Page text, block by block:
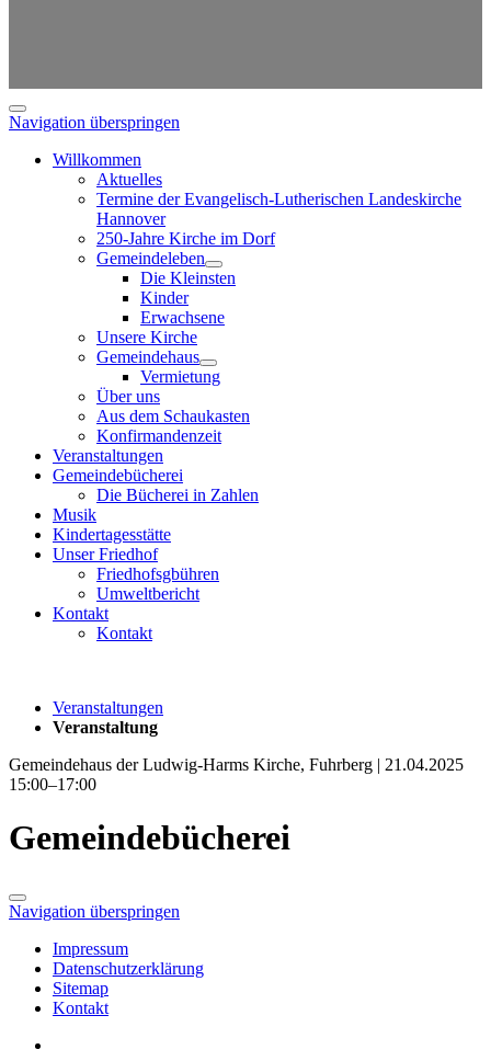
Navigation überspringen
Willkommen
Aktuelles
Termine der Evangelisch-Lutherischen Landeskirche
Hannover
250-Jahre Kirche im Dorf
Gemeindeleben
Die Kleinsten
Kinder
Erwachsene
Unsere Kirche
Gemeindehaus
Vermietung
Über uns
Aus dem Schaukasten
Konfirmandenzeit
Veranstaltungen
Gemeindebücherei
Die Bücherei in Zahlen
Musik
Kindertagesstätte
Unser Friedhof
Friedhofsgbühren
Umweltbericht
Kontakt
Kontakt
Veranstaltungen
Veranstaltung
Gemeindehaus der Ludwig-Harms Kirche, Fuhrberg | 21.04.2025
15:00–17:00
Gemeindebücherei
Navigation überspringen
Impressum
Datenschutzerklärung
Sitemap
Kontakt